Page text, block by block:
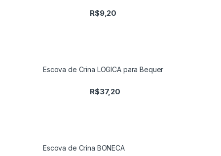
R$9,20
Escova de Crina LOGICA para Bequer
R$37,20
Escova de Crina BONECA